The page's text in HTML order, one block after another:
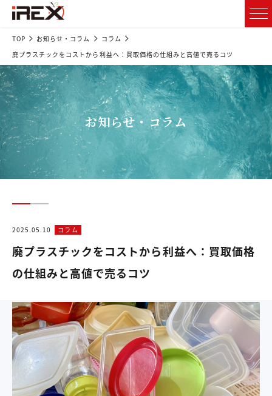
TOP お知らせ・コラム
コラム
廃プラスチックをコストから利益へ：買取価格の仕組みと高値で売るコツ
お知らせ・コラム
2025.05.10 コラム
廃プラスチックをコストから利益へ：買取価格
の仕組みと高値で売るコツ